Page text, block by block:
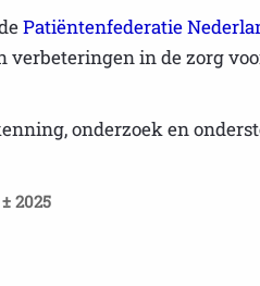
Patiëntenfederatie
in de zorg
onderzoek en
± 2025